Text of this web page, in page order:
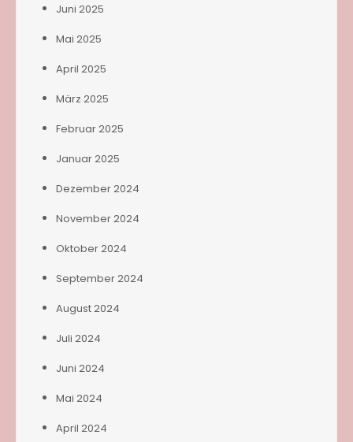
Juni 2025
Mai 2025
April 2025
März 2025
Februar 2025
Januar 2025
Dezember 2024
November 2024
Oktober 2024
September 2024
August 2024
Juli 2024
Juni 2024
Mai 2024
April 2024